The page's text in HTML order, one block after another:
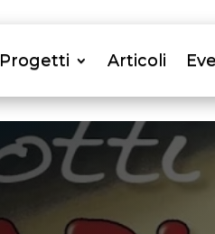
Progetti Articoli